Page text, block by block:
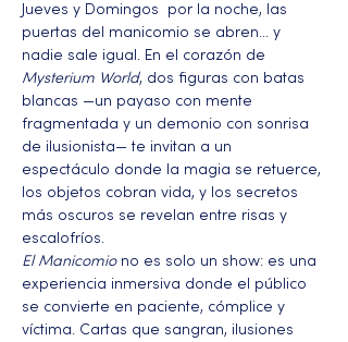
Jueves y Domingos  por la noche, las
puertas del manicomio se abren… y
nadie sale igual. En el corazón de
Mysterium World, dos figuras con batas
blancas —un payaso con mente
fragmentada y un demonio con sonrisa
de ilusionista— te invitan a un
espectáculo donde la magia se retuerce,
los objetos cobran vida, y los secretos
más oscuros se revelan entre risas y
escalofríos.
El Manicomio no es solo un show: es una
experiencia inmersiva donde el público
se convierte en paciente, cómplice y
víctima. Cartas que sangran, ilusiones